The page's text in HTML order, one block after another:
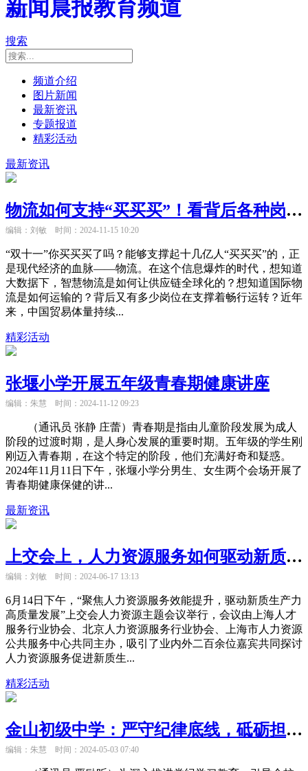
导航
新闻晨报教育频道
搜索
频道介绍
图片新闻
最新资讯
专题报道
精彩活动
最新资讯
物流如何支持“买买买”！看背后各种岗位如何运转？就在11月16日“大国小工匠”大师讲堂→
编辑：刘敏 时间：2024-11-15 10:20
“双十一”你买买买了吗？能够支撑起十几亿人“买买买”的，正
是现代经济的血脉——物流。在这个信息爆炸的时代，想知道
大数据下，智慧物流是如何让供应链全球化的？想知道国际物
流是如何运输的？背后又有多少岗位在支撑着畅行运转？​近年
来，中国贸易体量持续...
精彩活动
张堰小学开展五年级青春期健康讲座
编辑：朱慧 时间：2024-11-12 09:23
（通讯员 张静 庄蕾）青春期是指由儿童阶段发展为成人
阶段的过渡时期，是人身心发展的重要时期。五年级的学生刚
刚迈入青春期，在这个特定的阶段，他们充满好奇和疑惑。
2024年11月11日下午，张堰小学分男生、女生两个会场开展了
青春期健康保健的讲...
最新资讯
上交会上，人力资源服务如何驱动新质生产力高质量发展成商讨焦点
编辑：刘敏 时间：2024-06-17 13:13
6月14日下午，“聚焦人力资源服务效能提升，驱动新质生产力
高质量发展”上交会人力资源主题会议举行，会议由上海人才
服务行业协会、北京人力资源服务行业协会、上海市人力资源
公共服务中心共同主办，吸引了业内外二百余位嘉宾共同探讨
人力资源服务促进新质生...
精彩活动
金山初级中学：严守纪律底线，砥砺担当作为
编辑：朱慧 时间：2024-05-03 07:40